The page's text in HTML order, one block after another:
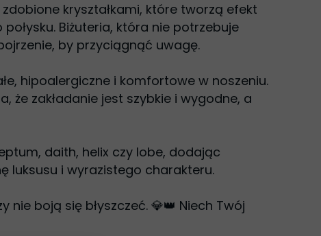
kryształkami, które tworzą efekt
Biżuteria, która nie potrzebuje
by przyciągnąć uwagę.
hipoalergiczne i komfortowe w noszeniu.
że zakładanie jest szybkie i wygodne, a
daith, helix czy lobe, dodając
luksusu i wyrazistego charakteru.
nie boją się błyszczeć. 💎👑 Niech Twój